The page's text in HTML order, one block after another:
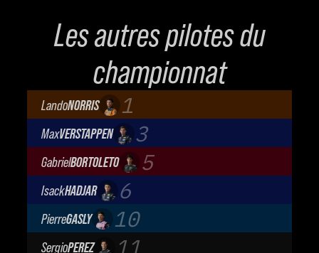
Les autres pilotes du
championnat
LandoNORRIS 1
McLaren Mastercard F1 Team
MaxVERSTAPPEN 3
Oracle Red Bull Racing
GabrielBORTOLETO 5
Audi Revolut F1 Team
IsackHADJAR 6
Oracle Red Bull Racing
PierreGASLY 10
BWT Alpine Formula One Team
SergioPEREZ 11